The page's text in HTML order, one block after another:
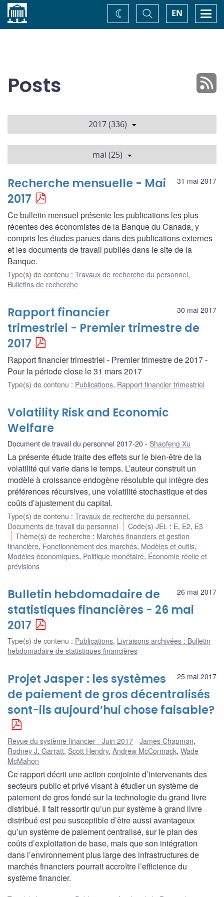
Accueil EN
Basculer
la
recherche
Changez
de
Posts
2017 (336)
mai (25)
31 mai 2017
Recherche mensuelle - Mai
2017
Ce bulletin mensuel présente les publications les plus
récentes des économistes de la Banque du Canada, y
compris les études parues dans des publications externes
et les documents de travail publiés dans le site de la
Banque.
Type(s) de contenu : Travaux de recherche du personnel,
Bulletins de recherche
30 mai 2017
Rapport financier
trimestriel - Premier trimestre de
2017
Rapport financier trimestriel - Premier trimestre de 2017 -
Pour la période close le 31 mars 2017
Type(s) de contenu : Publications, Rapport financier trimestriel
Volatility Risk and Economic
Welfare
Document de travail du personnel 2017-20 Shaofeng Xu
La présente étude traite des effets sur le bien-être de la
volatilité qui varie dans le temps. L’auteur construit un
modèle à croissance endogène résoluble qui intègre des
préférences récursives, une volatilité stochastique et des
coûts d’ajustement du capital.
Type(s) de contenu : Travaux de recherche du personnel,
Documents de travail du personnel
Code(s) JEL : E, E2, E3
Thème(s) de recherche : Marchés financiers et gestion
financière, Fonctionnement des marchés, Modèles et outils,
Modèles économiques, Politique monétaire, Économie réelle et
prévisions
26 mai 2017
Bulletin hebdomadaire de
statistiques financières - 26 mai
2017
Type(s) de contenu : Publications, Livraisons archivées : Bulletin
hebdomadaire de statistiques financières
25 mai 2017
Projet Jasper : les systèmes
de paiement de gros décentralisés
sont-ils aujourd’hui chose faisable?
Revue du système financier - Juin 2017 James Chapman,
Rodney J. Garratt, Scott Hendry, Andrew McCormack, Wade
McMahon
Ce rapport décrit une action conjointe d’intervenants des
secteurs public et privé visant à étudier un système de
paiement de gros fondé sur la technologie du grand livre
distribué. Il fait ressortir qu’un pur système à grand livre
distribué est peu susceptible d’être aussi avantageux
qu’un système de paiement centralisé, sur le plan des
coûts d’exploitation de base, mais que son intégration
dans l’environnement plus large des infrastructures de
marchés financiers pourrait accroître l’efficience du
système financier.